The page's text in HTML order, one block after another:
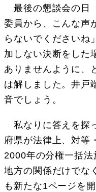
最後の懇談会の日
委員から、こんな声
らないでくださいね
加しない決断をした
ありませんように、
は解しました。井戸
音でしょう。
私なりに答えを探
府県が法律上、対等
2000年の分権一括法
地方の関係だけでな
も新たな1ページを